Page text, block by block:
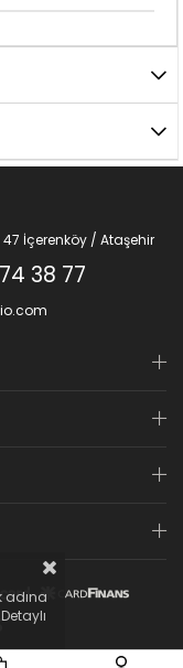
İçerenköy / Ataşehir
38 77
adına